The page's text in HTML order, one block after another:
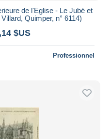
de l'Eglise - Le Jubé et
Quimper, n° 6114)
$US
Professionnel